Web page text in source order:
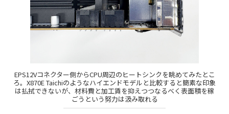
EPS12Vコネクター側からCPU周辺のヒートシンクを眺めてみたとこ
ろ。X870E Taichiのようなハイエンドモデルと比較すると簡素な印象
は払拭できないが、材料費と加工賃を抑えつつなるべく表面積を稼
ごうという努力は汲み取れる